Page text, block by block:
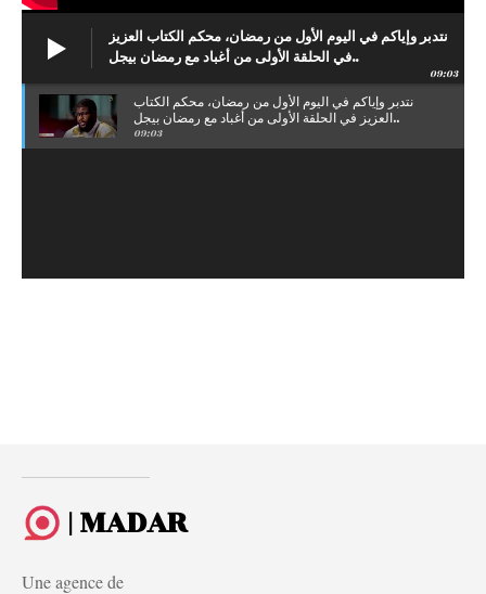
نتدبر وإياكم في اليوم الأول من رمضان، محكم الكتاب العزيز
في الحلقة الأولى من أغباد مع رمضان بيجل..
09:03
نتدبر وإياكم في اليوم الأول من رمضان، محكم الكتاب
العزيز في الحلقة الأولى من أغباد مع رمضان بيجل..
09:03
| MADAR
Une agence de